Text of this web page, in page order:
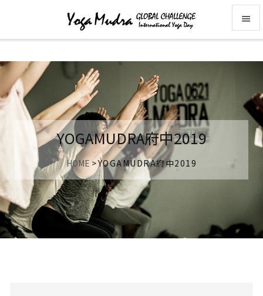



次へ
YOGAMUDRA府中2019
HOME>YOGAMUDRA府中2019